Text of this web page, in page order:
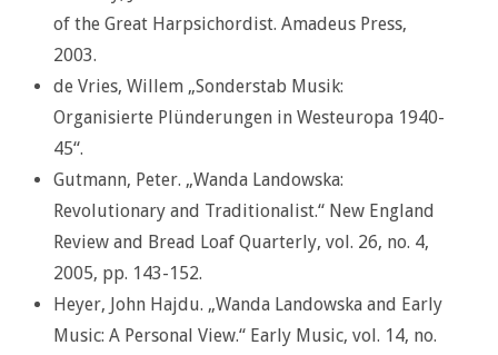
of the Great Harpsichordist. Amadeus Press,
2003.
de Vries, Willem „Sonderstab Musik:
Organisierte Plünderungen in Westeuropa 1940-
45“.
Gutmann, Peter. „Wanda Landowska:
Revolutionary and Traditionalist.“ New England
Review and Bread Loaf Quarterly, vol. 26, no. 4,
2005, pp. 143-152.
Heyer, John Hajdu. „Wanda Landowska and Early
Music: A Personal View.“ Early Music, vol. 14, no.